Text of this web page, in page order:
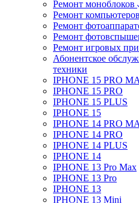
Ремонт моноблоков
Ремонт компьютеров
Ремонт
Ремонт
Ремонт игровых
Абонентское
техники
IPHONE 15 PRO
IPHONE 15 PRO
IPHONE 15 PLUS
IPHONE 15
IPHONE 14 PRO
IPHONE 14 PRO
IPHONE 14 PLUS
IPHONE 14
IPHONE 13 Pro Max
IPHONE 13 Pro
IPHONE 13
IPHONE 13 Mini